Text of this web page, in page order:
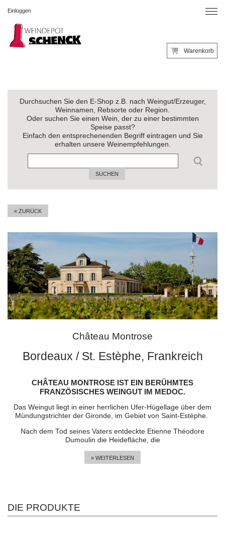
Einloggen
Warenkorb
Durchsuchen Sie den E-Shop z.B. nach Weingut/Erzeuger,
Weinnamen, Rebsorte oder Region.
Oder suchen Sie einen Wein, der zu einer bestimmten
Speise passt?
Einfach den entsprechenenden Begriff eintragen und Sie
erhalten unsere Weinempfehlungen.
SUCHEN
« ZURÜCK
Château Montrose
Bordeaux / St. Estèphe, Frankreich
CHÂTEAU MONTROSE IST EIN BERÜHMTES
FRANZÖSISCHES WEINGUT IM MEDOC.
Das Weingut liegt in einer herrlichen Ufer-Hügellage über dem
Mündungstrichter der Gironde, im Gebiet von Saint-Estèphe.
Nach dem Tod seines Vaters entdeckte Etienne Théodore
Dumoulin die Heidefläche, die
» WEITERLESEN
DIE PRODUKTE